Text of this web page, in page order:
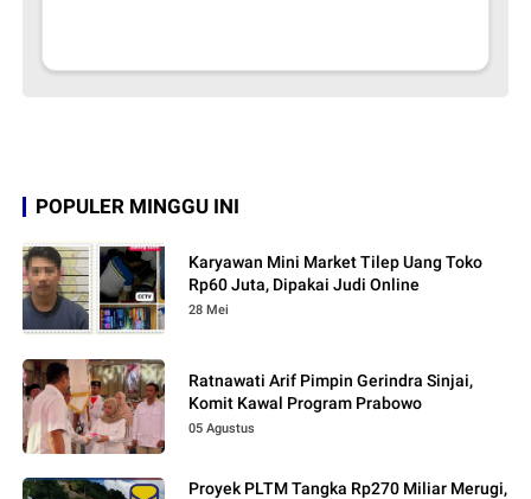
POPULER MINGGU INI
Karyawan Mini Market Tilep Uang Toko
Rp60 Juta, Dipakai Judi Online
28 Mei
Ratnawati Arif Pimpin Gerindra Sinjai,
Komit Kawal Program Prabowo
05 Agustus
Proyek PLTM Tangka Rp270 Miliar Merugi,